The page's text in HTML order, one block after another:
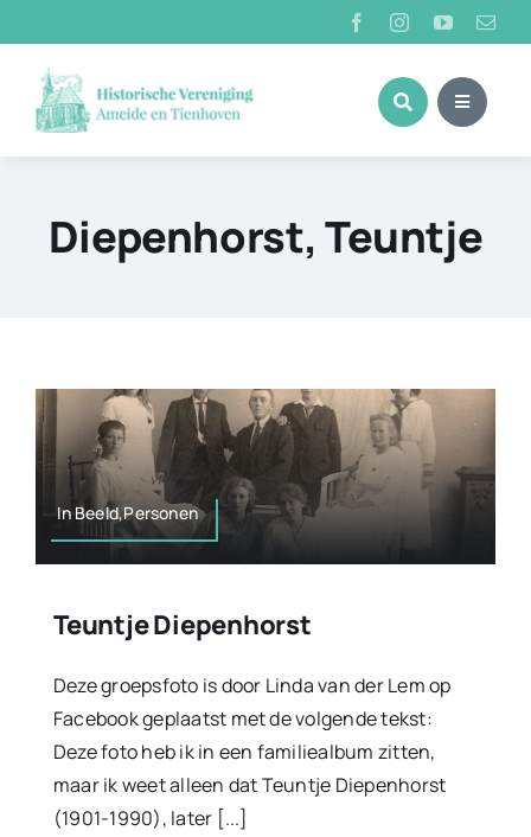
naar
inhoud
Diepenhorst, Teuntje
In Beeld,Personen
Teuntje Diepenhorst
Deze groepsfoto is door Linda van der Lem op
Facebook geplaatst met de volgende tekst:
Deze foto heb ik in een familiealbum zitten,
maar ik weet alleen dat Teuntje Diepenhorst
(1901-1990), later [...]